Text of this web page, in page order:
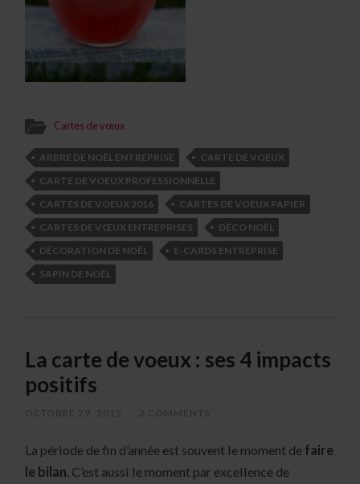
Cartes de vœux
ARBRE DE NOËL ENTREPRISE
CARTE DE VOEUX
CARTE DE VOEUX PROFESSIONNELLE
CARTES DE VOEUX 2016
CARTES DE VOEUX PAPIER
CARTES DE VŒUX ENTREPRISES
DÉCO NOËL
DÉCORATION DE NOËL
E-CARDS ENTREPRISE
SAPIN DE NOËL
La carte de voeux : ses 4 impacts
positifs
OCTOBRE 29, 2015 2 COMMENTS
La période de fin d’année est souvent le moment de faire
le bilan. C’est aussi le moment par excellence de